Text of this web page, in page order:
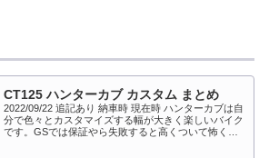
CT125 ハンターカブ カスタム まとめ
2022/09/22 追記あり 納車時 現在時 ハンターカブは自
分で色々とカスタマイズする幅が大きく楽しいバイク
です。GSでは保証やら失敗すると高くついて怖くて